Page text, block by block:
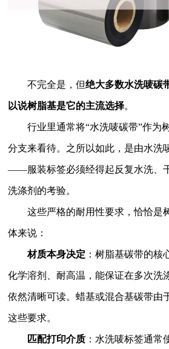
不完全是，但绝大多数水洗唛碳
以说树脂基是它的主流选择。
行业里通常将“水洗唛碳带”作为
分支来看待。之所以如此，是由水洗
——服装标签必须经得起反复水洗、
洗涤剂的考验。
这些严格的耐用性要求，恰恰是
体来说：
材质本身决定 ：树脂基碳带的核
化学溶剂、耐高温，能保证在多次洗
依然清晰可读。蜡基或混合基碳带由
这些要求。
匹配打印介质 ：水洗唛标签通常